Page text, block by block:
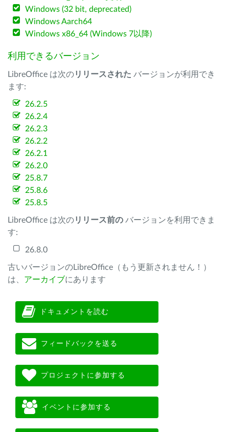
Windows (32 bit, deprecated)
Windows Aarch64
Windows x86_64 (Windows 7以降)
利用できるバージョン
LibreOffice は次のリリースされた バージョンが利用でき
ます:
26.2.5
26.2.4
26.2.3
26.2.2
26.2.1
26.2.0
25.8.7
25.8.6
25.8.5
LibreOffice は次のリリース前の バージョンを利用できま
す:
26.8.0
古いバージョンのLibreOffice（もう更新されません！）
は、 アーカイブにあります
ドキュメントを読む
フィードバックを送る
プロジェクトに参加する
イベントに参加する